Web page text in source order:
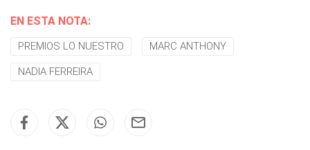
EN ESTA NOTA:
PREMIOS LO NUESTRO MARC ANTHONY
NADIA FERREIRA